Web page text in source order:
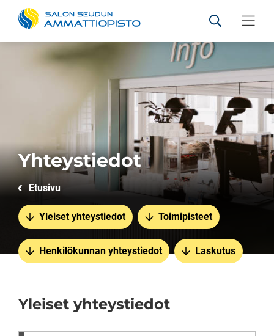
Siirry sisältöön
Salon seudun
Hae Valikko
Yhteystiedot
Etusivu
Yleiset yhteystiedot Toimipisteet
Henkilökunnan yhteystiedot Laskutus
Yleiset yhteystiedot